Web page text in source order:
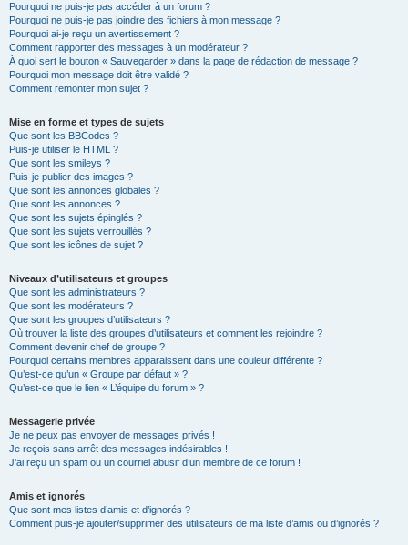
Pourquoi ne puis-je pas accéder à un forum ?
Pourquoi ne puis-je pas joindre des fichiers à mon message ?
Pourquoi ai-je reçu un avertissement ?
Comment rapporter des messages à un modérateur ?
À quoi sert le bouton « Sauvegarder » dans la page de rédaction de message ?
Pourquoi mon message doit être validé ?
Comment remonter mon sujet ?
Mise en forme et types de sujets
Que sont les BBCodes ?
Puis-je utiliser le HTML ?
Que sont les smileys ?
Puis-je publier des images ?
Que sont les annonces globales ?
Que sont les annonces ?
Que sont les sujets épinglés ?
Que sont les sujets verrouillés ?
Que sont les icônes de sujet ?
Niveaux d’utilisateurs et groupes
Que sont les administrateurs ?
Que sont les modérateurs ?
Que sont les groupes d’utilisateurs ?
Où trouver la liste des groupes d’utilisateurs et comment les rejoindre ?
Comment devenir chef de groupe ?
Pourquoi certains membres apparaissent dans une couleur différente ?
Qu’est-ce qu’un « Groupe par défaut » ?
Qu’est-ce que le lien « L’équipe du forum » ?
Messagerie privée
Je ne peux pas envoyer de messages privés !
Je reçois sans arrêt des messages indésirables !
J’ai reçu un spam ou un courriel abusif d’un membre de ce forum !
Amis et ignorés
Que sont mes listes d’amis et d’ignorés ?
Comment puis-je ajouter/supprimer des utilisateurs de ma liste d’amis ou d’ignorés ?